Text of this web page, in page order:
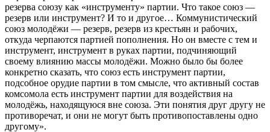
резерва союзу как «инструменту» партии. Что такое союз —
резерв или инструмент? И то и другое… Коммунистический
союз молодёжи — резерв, резерв из крестьян и рабочих,
откуда черпаются партией пополнения. Но он вместе с тем и
инструмент, инструмент в руках партии, подчиняющий
своему влиянию массы молодёжи. Можно было бы более
конкретно сказать, что союз есть инструмент партии,
подсобное орудие партии в том смысле, что активный состав
комсомола есть инструмент партии для воздействия на
молодёжь, находящуюся вне союза. Эти понятия друг другу не
противоречат, и они не могут быть противопоставлены одно
другому».